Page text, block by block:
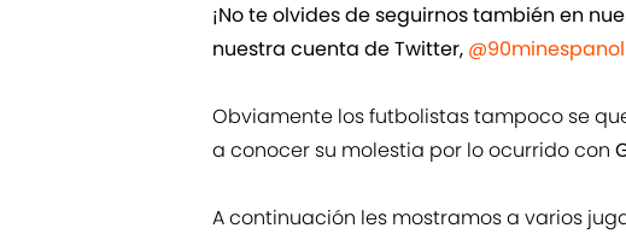
¡No te olvides de seguirnos también en
nuestra cuenta de Twitter, @90minespanol
Obviamente los futbolistas tampoco se
a conocer su molestia por lo ocurrido con
A continuación les mostramos a varios